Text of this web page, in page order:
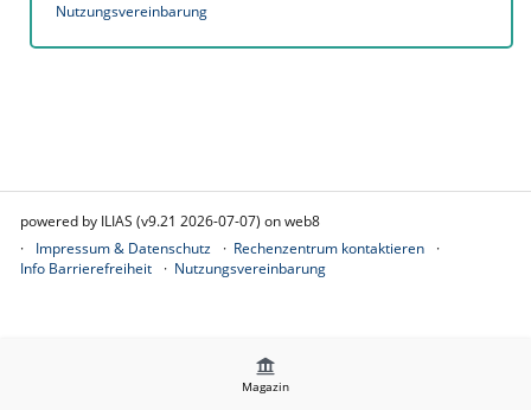
Magazin
Nutzungsvereinbarung
powered by ILIAS (v9.21 2026-07-07) on web8
Impressum & Datenschutz
Rechenzentrum kontaktieren
Info Barrierefreiheit
Nutzungsvereinbarung